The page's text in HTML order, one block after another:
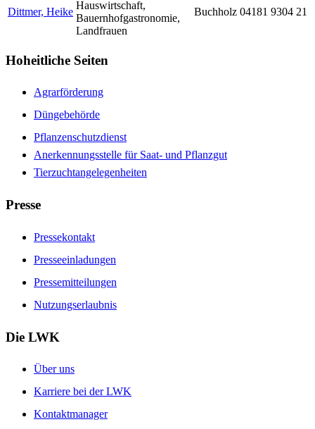
Dittmer, Heike
Hauswirtschaft,
Bauernhofgastronomie,
Landfrauen
Buchholz 04181 9304 21
Hoheitliche Seiten
Agrarförderung
Düngebehörde
Pflanzenschutzdienst
Anerkennungsstelle für Saat- und Pflanzgut
Tierzuchtangelegenheiten
Presse
Pressekontakt
Presseeinladungen
Pressemitteilungen
Nutzungserlaubnis
Die LWK
Über uns
Karriere bei der LWK
Kontaktmanager